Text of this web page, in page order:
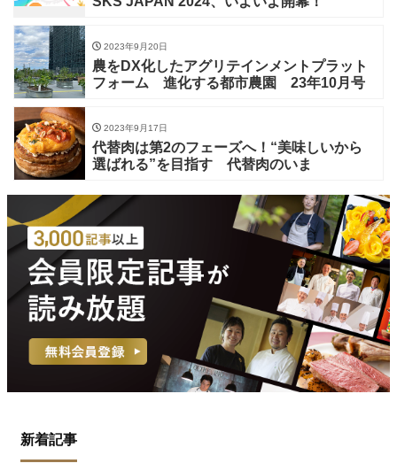
2023年9月20日
農をDX化したアグリテインメントプラット
フォーム 進化する都市農園 23年10月号
2023年9月17日
代替肉は第2のフェーズへ！“美味しいから
選ばれる”を目指す 代替肉のいま
新着記事